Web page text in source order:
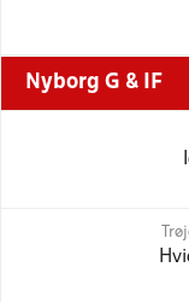
Nyborg G & IF